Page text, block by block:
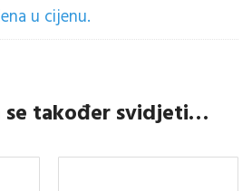
u cijenu.
se također svidjeti…